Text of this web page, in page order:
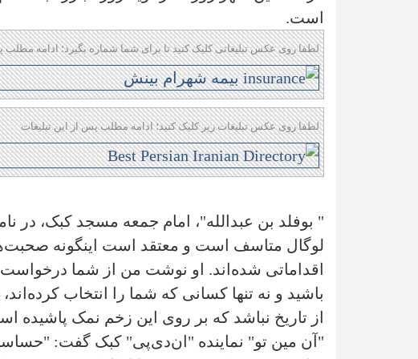
است.
لطفا روی عکس تبلیغاتی کلیک کنید تا برای شما شماره بگیرد؛ ادامه مطلب
لطفا روی عکس تبلیغات زیر کلیک کنید؛ ادامه مطلب پس از این تبلیغات
" بوفلد بن عبدالله"، امام جمعه مسجد کبک، در
لوگال متاسف است و معتقد است اینگونه
اقداماتی شده‌اند. او نوشت من از شما
باشید و نه تنها کسانی که شما را انتخاب
از تاریخ نباشد که بر روی این زخم نمک پاشیده
"آن مین تو" نماینده "ان‌دی‌پی" کبک‌ گفت: